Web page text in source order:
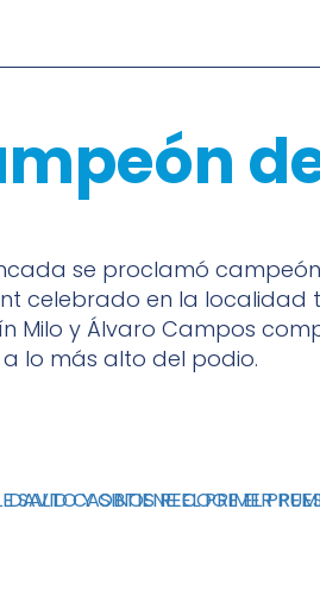
se proclamó
celebrado en la localidad
Milo y Álvaro Campos
lo más alto del podio.
Y OBTIENE EL PRIMER
DAVID CASINOS RECOGE EL